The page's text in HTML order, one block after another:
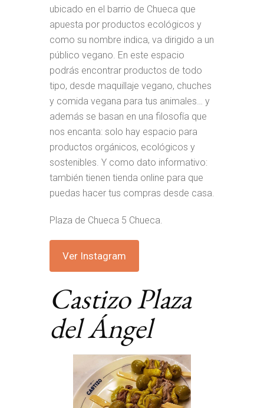
ubicado en el barrio de Chueca que
apuesta por productos ecológicos y
como su nombre indica, va dirigido a un
público vegano. En este espacio
podrás encontrar productos de todo
tipo, desde maquillaje vegano, chuches
y comida vegana para tus animales… y
además se basan en una filosofía que
nos encanta: solo hay espacio para
productos orgánicos, ecológicos y
sostenibles. Y como dato informativo:
también tienen tienda online para que
puedas hacer tus compras desde casa.
Plaza de Chueca 5 Chueca.
Ver Instagram
Castizo Plaza
del Ángel